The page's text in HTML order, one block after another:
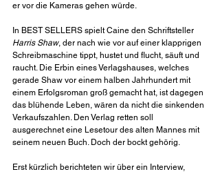
er vor die Kameras gehen würde.
In BEST SELLERS spielt Caine den Schriftsteller
Harris Shaw, der nach wie vor auf einer klapprigen
Schreibmaschine tippt, hustet und flucht, säuft und
raucht. Die Erbin eines Verlagshauses, welches
gerade Shaw vor einem halben Jahrhundert mit
einem Erfolgsroman groß gemacht hat, ist dagegen
das blühende Leben, wären da nicht die sinkenden
Verkaufszahlen. Den Verlag retten soll
ausgerechnet eine Lesetour des alten Mannes mit
seinem neuen Buch. Doch der bockt gehörig.
Erst kürzlich berichteten wir über ein Interview,